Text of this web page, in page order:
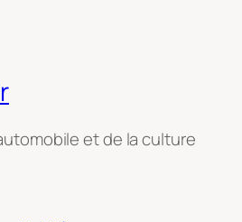
et de la culture